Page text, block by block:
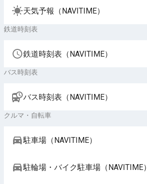
天気予報（NAVITIME）
鉄道時刻表
鉄道時刻表（NAVITIME）
バス時刻表
バス時刻表（NAVITIME）
クルマ・自転車
駐車場（NAVITIME）
駐輪場・バイク駐車場（NAVITIME）